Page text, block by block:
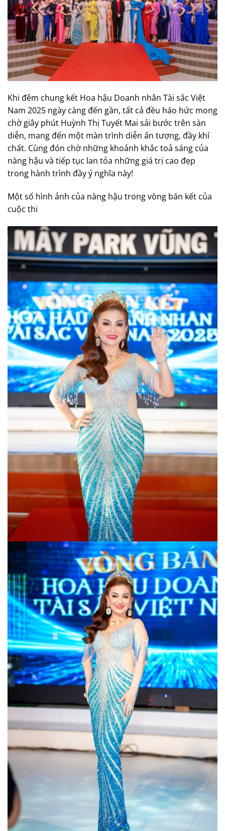
Khi đêm chung kết Hoa hậu Doanh nhân Tài sắc Việt
Nam 2025 ngày càng đến gần, tất cả đều háo hức mong
chờ giây phút Huỳnh Thị Tuyết Mai sải bước trên sàn
diễn, mang đến một màn trình diễn ấn tượng, đầy khí
chất. Cùng đón chờ những khoảnh khắc toả sáng của
nàng hậu và tiếp tục lan tỏa những giá trị cao đẹp
trong hành trình đầy ý nghĩa này!
Một số hình ảnh của nàng hậu trong vòng bán kết của
cuộc thi